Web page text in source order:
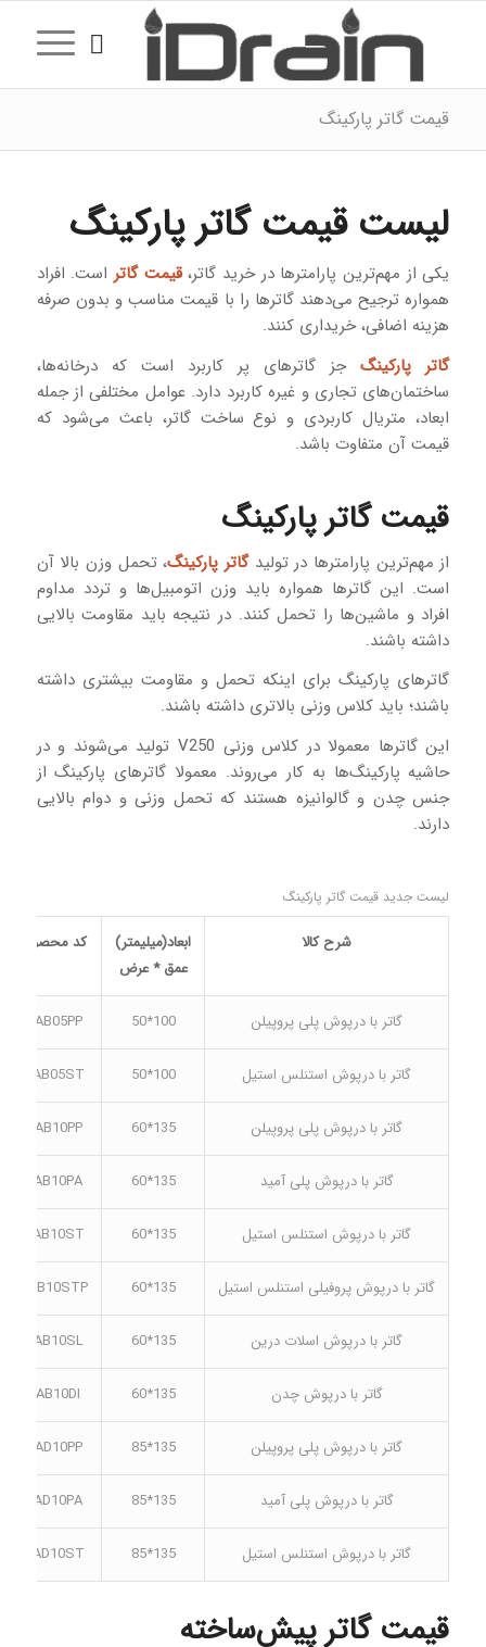
قیمت گاتر پارکینگ
لیست قیمت گاتر پارکینگ
یکی از مهم‌ترین پارامترها در خرید گاتر،قیمت گاتر است. افراد
همواره ترجیح می‌دهند گاترها را با قیمت مناسب و بدون صرفه
هزینه اضافی، خریداری کنند.
گاتر پارکینگجز گاترهای پر کاربرد است که درخانه‌ها،
ساختمان‌های تجاری و غیره کاربرد دارد. عوامل مختلفی از جمله
ابعاد، متریال کاربردی و نوع ساخت گاتر، باعث می‌شود که
قیمت آن متفاوت باشد.
قیمت گاتر پارکینگ
از مهم‌ترین پارامترها در تولیدگاتر پارکینگ، تحمل وزن بالا آن
است. این گاترها همواره باید وزن اتومبیل‌ها و تردد مداوم
افراد و ماشین‌ها را تحمل کنند. در نتیجه باید مقاومت بالایی
داشته باشند.
گاترهای پارکینگ برای اینکه تحمل و مقاومت بیشتری داشته
باشند؛ باید کلاس وزنی بالاتری داشته باشند.
این گاترها معمولا در کلاس وزنی V250 تولید می‌شوند و در
حاشیه پارکینگ‌ها به کار می‌روند. معمولا گاترهای پارکینگ از
جنس چدن و گالوانیزه هستند که تحمل وزنی و دوام بالایی
دارند.
لیست جدید قیمت گاتر پارکینگ
شرح کالا
ابعاد(میلیمتر)
عمق * عرض
کد محصول
گاتر با درپوش پلی پروپیلن 100*50
CAB05PP
گاتر با درپوش استنلس استیل 100*50
CAB05ST
گاتر با درپوش پلی پروپیلن 135*60
CAB10PP
گاتر با درپوش پلی آمید 135*60
CAB10PA
گاتر با درپوش استنلس استیل 135*60
CAB10ST
گاتر با درپوش پروفیلی استنلس استیل 135*60
CAB10STP
گاتر با درپوش اسلات درین 135*60
CAB10SL
گاتر با درپوش چدن 135*60
CAB10DI
گاتر با درپوش پلی پروپیلن 135*85
CAD10PP
گاتر با درپوش پلی آمید 135*85
CAD10PA
گاتر با درپوش استنلس استیل 135*85
CAD10ST
قیمت گاتر پیش‌ساخته